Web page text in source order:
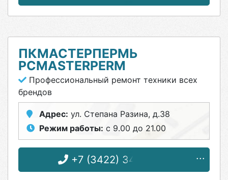
ПКМАСТЕРПЕРМЬ
PCMASTERPERM
Профессиональный ремонт техники всех
брендов
Адрес: ул. Степана Разина, д.38
Режим работы: с 9.00 до 21.00
+7 (3422) 34-70-03